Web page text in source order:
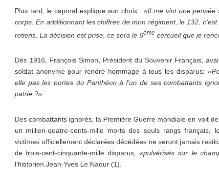
Plus tard, le caporal explique son choix :«Il me vint une pensée
corps. En additionnant les chiffres de mon régiment, le 132,
retiens. La décision est prise, ce sera le 6ème cercueil que je
Dés 1916, François Simon, Président du Souvenir Français,
soldat anonyme pour rendre hommage à tous les disparus:
elle pas les portes du Panthéon à l’un de ses combattants
patrie ?».
Des combattants ignorés, la Première Guerre mondiale en voit
un million-quatre-cents-mille morts des seuls rangs français,
victimes officiellement déclarées décédées ne seront jamais
de trois-cent-cinquante-mille disparus,«pulvérisés sur le
l’historien Jean-Yves Le Naour (1).